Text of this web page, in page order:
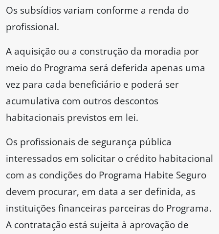
Os subsídios variam conforme a renda do
profissional.
A aquisição ou a construção da moradia por
meio do Programa será deferida apenas uma
vez para cada beneficiário e poderá ser
acumulativa com outros descontos
habitacionais previstos em lei.
Os profissionais de segurança pública
interessados em solicitar o crédito habitacional
com as condições do Programa Habite Seguro
devem procurar, em data a ser definida, as
instituições financeiras parceiras do Programa.
A contratação está sujeita à aprovação de